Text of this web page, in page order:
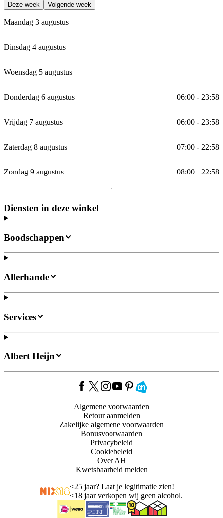
Deze week Volgende week
Maandag 3 augustus
Dinsdag 4 augustus
Woensdag 5 augustus
Donderdag 6 augustus 06:00 - 23:58
Vrijdag 7 augustus 06:00 - 23:58
Zaterdag 8 augustus 07:00 - 22:58
Zondag 9 augustus 08:00 - 22:58
Diensten in deze winkel
Boodschappen
Allerhande
Services
Albert Heijn
Algemene voorwaarden
Retour aanmelden
Zakelijke algemene voorwaarden
Bonusvoorwaarden
Privacybeleid
Cookiebeleid
Over AH
Kwetsbaarheid melden
<25 jaar? Laat je legitimatie zien!
<18 jaar verkopen wij geen alcohol.